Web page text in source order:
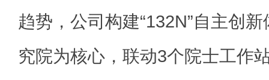
趋势，公司构建“132N”自主创
究院为核心，联动3个院士工作